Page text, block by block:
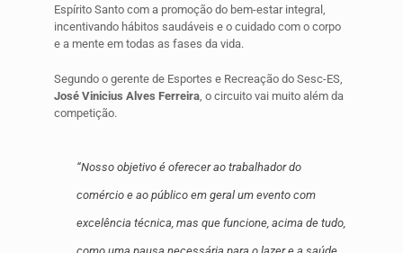
Espírito Santo com a promoção do bem-estar integral,
incentivando hábitos saudáveis e o cuidado com o corpo
e a mente em todas as fases da vida.
Segundo o gerente de Esportes e Recreação do Sesc-ES,
José Vinicius Alves Ferreira , o circuito vai muito além da
competição.
“Nosso objetivo é oferecer ao trabalhador do
comércio e ao público em geral um evento com
excelência técnica, mas que funcione, acima de tudo,